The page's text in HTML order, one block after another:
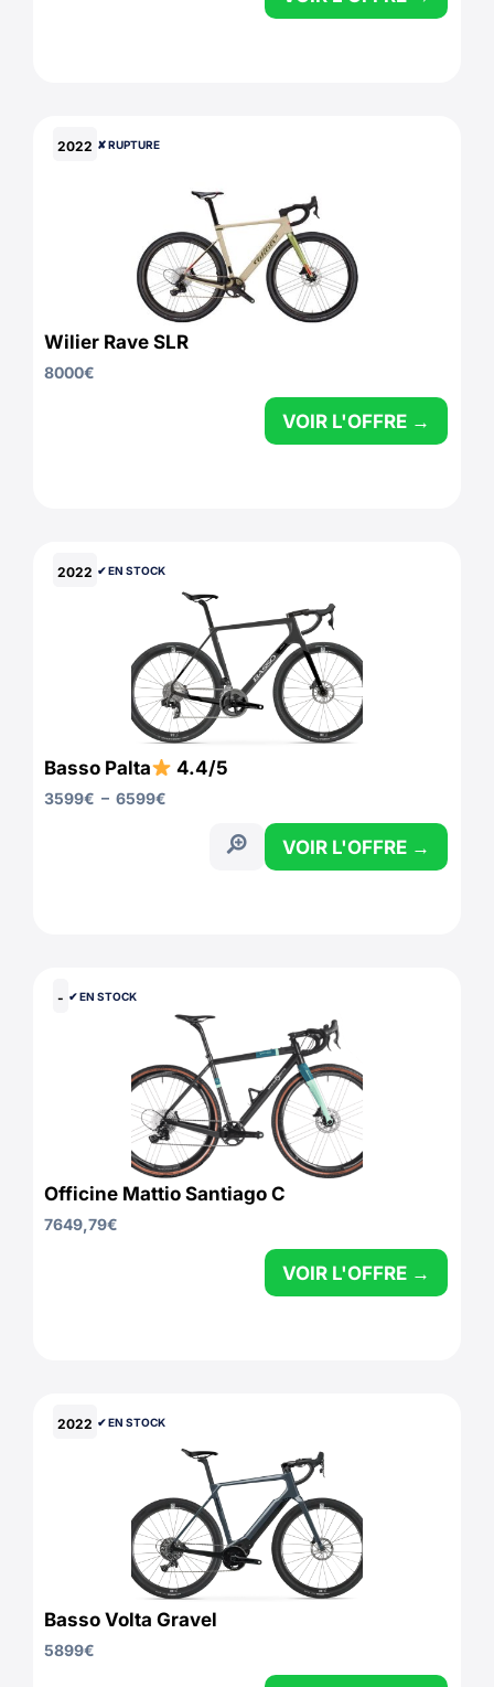
2022 ✘ RUPTURE
Wilier Rave SLR
8000€
VOIR L'OFFRE →
2022 ✔︎ EN STOCK
Basso Palta 4.4/5
3599€ – 6599€
VOIR L'OFFRE →
- ✔︎ EN STOCK
Officine Mattio Santiago C
7649,79€
VOIR L'OFFRE →
2022 ✔︎ EN STOCK
Basso Volta Gravel
5899€